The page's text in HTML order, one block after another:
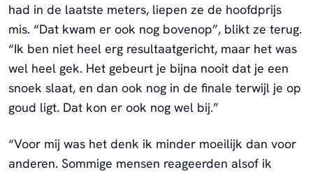
had in de laatste meters, liepen ze de hoofdprijs
mis. “Dat kwam er ook nog bovenop”, blikt ze terug.
“Ik ben niet heel erg resultaatgericht, maar het was
wel heel gek. Het gebeurt je bijna nooit dat je een
snoek slaat, en dan ook nog in de finale terwijl je op
goud ligt. Dat kon er ook nog wel bij.”
“Voor mij was het denk ik minder moeilijk dan voor
anderen. Sommige mensen reageerden alsof ik